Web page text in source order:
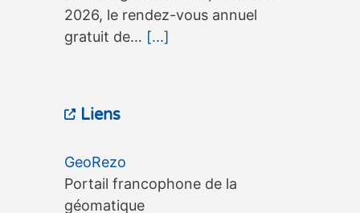
2026, le rendez-vous annuel
gratuit de… [...]
OneGeo Suite, le 15 septembre à
Tours
3ème édition du séminaire
OneGeo Suite, le 15 septembre à
Tours 3ème édition du séminaire
Liens
GeoRezo
Portail francophone de la
géomatique